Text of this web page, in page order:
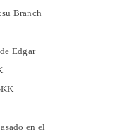
Branch
Edgar
en el